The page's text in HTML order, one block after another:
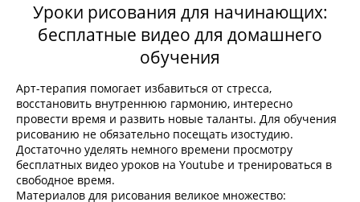
Уроки рисования для начинающих:
бесплатные видео для домашнего
обучения
Арт-терапия помогает избавиться от стресса,
восстановить внутреннюю гармонию, интересно
провести время и развить новые таланты. Для обучения
рисованию не обязательно посещать изостудию.
Достаточно уделять немного времени просмотру
бесплатных видео уроков на Youtube и тренироваться в
свободное время.
Материалов для рисования великое множество: